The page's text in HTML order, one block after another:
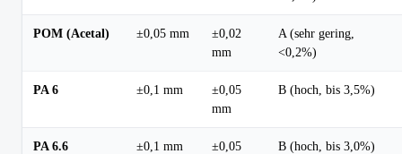
POM (Acetal) ±0,05 mm
±0,02
mm
A (sehr gering,
<0,2%)
PA 6 ±0,1 mm
±0,05
mm
B (hoch, bis 3,5%)
PA 6.6 ±0,1 mm
±0,05
B (hoch, bis 3,0%)